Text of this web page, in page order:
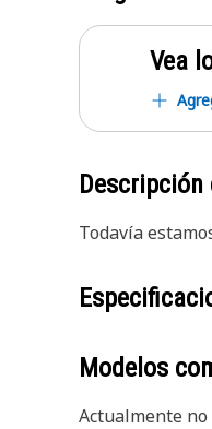
Vea
Todavía
Modelos
Actualmente